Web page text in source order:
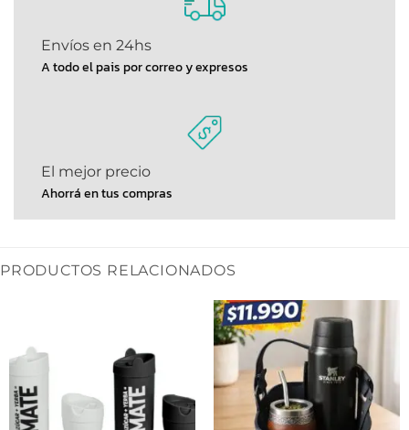
Envíos en 24hs
A todo el pais por correo y expresos
El mejor precio
Ahorrá en tus compras
PRODUCTOS RELACIONADOS